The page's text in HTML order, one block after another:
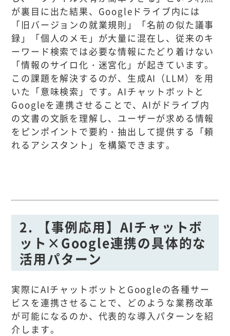
が裏目に出た結果、Googleドライブ内には
「旧バージョンの就業規則」「名前の似た議事
録」「個人のメモ」が大量に混在し、従来のキ
ーワード検索では必要な情報にたどり着けない
「情報のサイロ化・迷宮化」が起きています。
この課題を解決するのが、生成AI（LLM）を用
いた「意味検索」です。AIチャットボットと
Googleを連携させることで、AIがドライブ内
の文書の文脈を理解し、ユーザーが求める情報
をピンポイントで要約・抽出して提供する「頼
れるアシスタント」を構築できます。
2. 【事例応用】AIチャットボ
ット×Google連携の具体的な
活用パターン
実際にAIチャットボットとGoogleの各種サー
ビスを連携させることで、どのような業務改革
が可能になるのか、代表的な導入パターンを紹
介します。